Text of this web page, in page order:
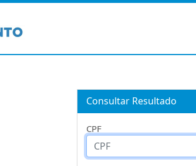
Consultar Resultado
CPF